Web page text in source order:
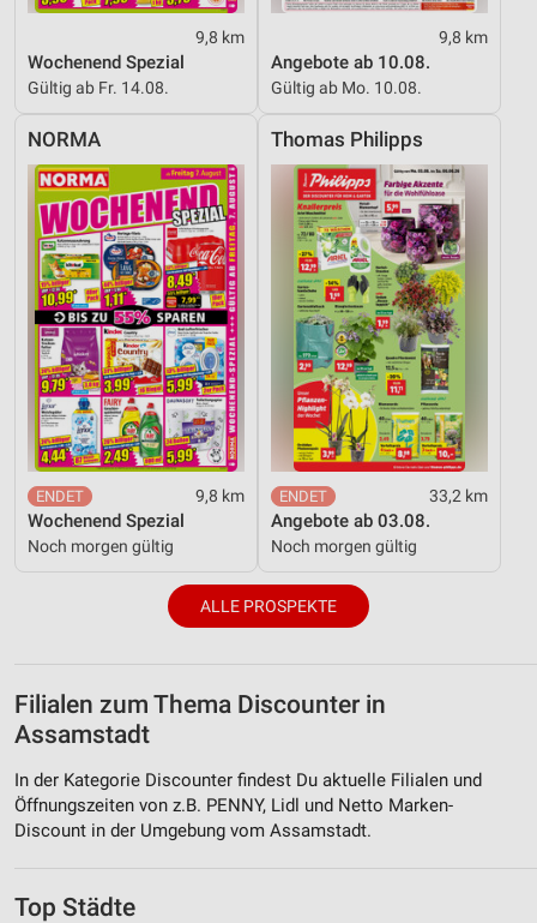
9,8 km
Wochenend Spezial
Gültig ab Fr. 14.08.
9,8 km
Angebote ab 10.08.
Gültig ab Mo. 10.08.
NORMA
9,8 km
Wochenend Spezial
Noch morgen gültig
Thomas Philipps
33,2 km
Angebote ab 03.08.
Noch morgen gültig
ALLE PROSPEKTE
Filialen zum Thema Discounter in
Assamstadt
In der Kategorie Discounter findest Du aktuelle Filialen und
Öffnungszeiten von z.B. PENNY, Lidl und Netto Marken-
Discount in der Umgebung vom Assamstadt.
Top Städte